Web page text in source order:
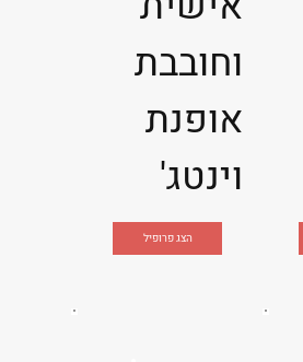
וחובבת
אופנת
וינטג'
הצג פרופיל